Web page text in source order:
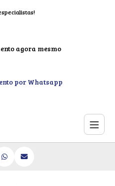
agora mesmo
por Whatsapp
sulacap